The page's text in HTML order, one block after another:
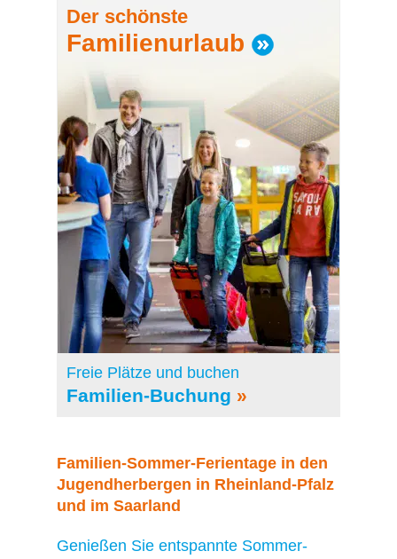
Der schönste
Familienurlaub
Freie Plätze und buchen
Familien-Buchung »
Familien-Sommer-Ferientage in den
Jugendherbergen in Rheinland-Pfalz
und im Saarland
Genießen Sie entspannte Sommer-